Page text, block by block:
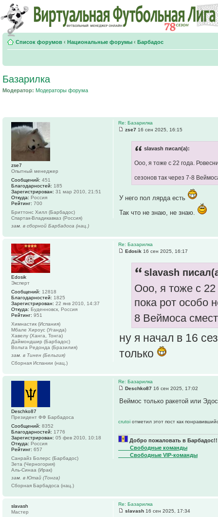
Список форумов ‹ Национальные форумы ‹ Барбадос
Базарилка
Модератор: Модераторы форума
Re: Базарилка
zse7 16 сен 2025, 16:15
slavash писал(а):
Ооо, я тоже с 22 года.
сезонов так через 7-8
У него пол лярда есть
Так что не знаю, не знаю.
zse7
Опытный менеджер
Сообщений: 451
Благодарностей: 185
Зарегистрирован: 31 мар 2010, 21:51
Откуда: Россия
Рейтинг: 700
Бриттонс Хилл (Барбадос)
Спартак-Владикавказ (Россия)
зам. в сборной Барбадоса (нац.)
Re: Базарилка
Edosik 16 сен 2025, 16:17
slavash
Ооо, я тоже с 22
пока рот особо
8 Веймоса
ну я начал в 16
только
Edosik
Эксперт
Сообщений: 12818
Благодарностей: 1825
Зарегистрирован: 22 янв 2010, 14:37
Откуда: Буденновск, Россия
Рейтинг: 951
Химнастик (Испания)
Мбале Хироус (Уганда)
Хавелу (Ханга, Тонга)
Даймондшир (Барбадос)
Вольта Редонда (Бразилия)
зам. в Тинен (Бельгия)
Сборная Испании (нац.)
Re: Базарилка
Deschko87 16 сен 2025, 17:02
Веймос только ракетой или
crutoi отметил этот пост как
Добро пожаловать в
____Свободные команды
____Свободные VIP-команды
Deschko87
Президент ФФ Барбадоса
Сообщений: 8352
Благодарностей: 1776
Зарегистрирован: 05 фев 2010, 10:18
Откуда: Россия
Рейтинг: 657
Санрайз Болерс (Барбадос)
Зета (Черногория)
Аль-Синаа (Ирак)
зам. в Ютай (Тонга)
Сборная Барбадоса (нац.)
Re: Базарилка
slavash 16 сен 2025, 17:34
slavash
Мастер